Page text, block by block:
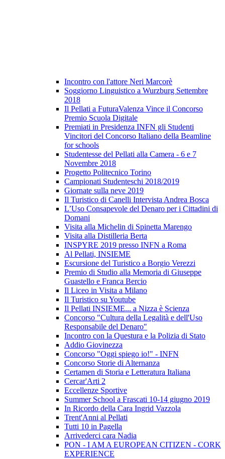
Incontro con l'attore Neri Marcorè
Soggiorno Linguistico a Wurzburg Settembre
2018
Il Pellati a FuturaValenza Vince il Concorso
Premio Scuola Digitale
Premiati in Presidenza INFN gli Studenti
Vincitori del Concorso Italiano della Beamline
for schools
Studentesse del Pellati alla Camera - 6 e 7
Novembre 2018
Progetto Politecnico Torino
Campionati Studenteschi 2018/2019
Giornate sulla neve 2019
Il Turistico di Canelli Intervista Andrea Bosca
L’Uso Consapevole del Denaro per i Cittadini di
Domani
Visita alla Michelin di Spinetta Marengo
Visita alla Distilleria Berta
INSPYRE 2019 presso INFN a Roma
Al Pellati, INSIEME
Escursione del Turistico a Borgio Verezzi
Premio di Studio alla Memoria di Giuseppe
Guastello e Franca Bercio
Il Liceo in Visita a Milano
Il Turistico su Youtube
Il Pellati INSIEME... a Nizza è Scienza
Concorso "Cultura della Legalità e dell'Uso
Responsabile del Denaro"
Incontro con la Questura e la Polizia di Stato
Addio Giovinezza
Concorso "Oggi spiego io!" - INFN
Concorso Storie di Alternanza
Certamen di Storia e Letteratura Italiana
Cercar'Arti 2
Eccellenze Sportive
Summer School a Frascati 10-14 giugno 2019
In Ricordo della Cara Ingrid Vazzola
Trent'Anni al Pellati
Tutti 10 in Pagella
Arrivederci cara Nadia
PON - I AM A EUROPEAN CITIZEN - CORK
EXPERIENCE